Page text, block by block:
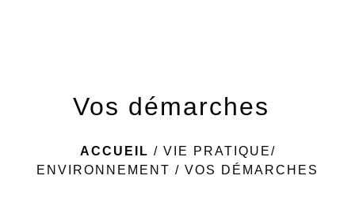
Vos démarches
ACCUEIL / VIE PRATIQUE/
ENVIRONNEMENT / VOS DÉMARCHES